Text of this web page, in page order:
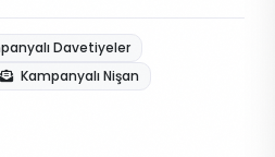
Davetiyeler
Kampanyalı Nişan